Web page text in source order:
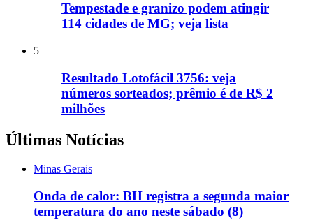
Tempestade e granizo podem atingir
114 cidades de MG; veja lista
5
Resultado Lotofácil 3756: veja
números sorteados; prêmio é de R$ 2
milhões
Últimas Notícias
Minas Gerais
Onda de calor: BH registra a segunda maior
temperatura do ano neste sábado (8)